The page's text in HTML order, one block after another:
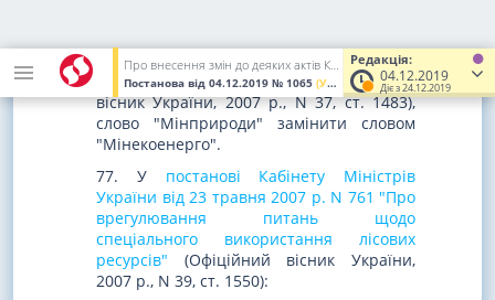
Редакція:
04.12.2019
Діє з 24.12.2019
Про внесення змін до деяких актів Кабінету Міністрів України з питань діяльності Міністерства енергетики та захисту довкілля
Постанова від 04.12.2019 № 1065 (Увага! Попередня редакція.)
постановою Кабінету Міністрів України
від 16 травня 2007 р. N 733(Офіційний
вісник України, 2007 р., N 37, ст. 1483),
слово "Мінприроди" замінити словом
"Мінекоенерго".
77. У постанові Кабінету Міністрів
України від 23 травня 2007 р. N 761 "Про
врегулювання питань щодо
спеціального використання лісових
ресурсів" (Офіційний вісник України,
2007 р., N 39, ст. 1550):